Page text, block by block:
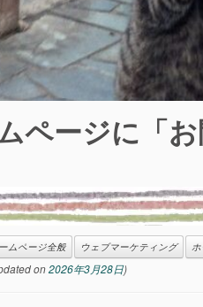
ページに「
ムページ全般 ウェブマーケティング
on2026年3月28日)